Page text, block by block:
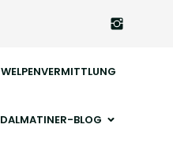
WELPENVERMITTLUNG
DALMATINER-BLOG